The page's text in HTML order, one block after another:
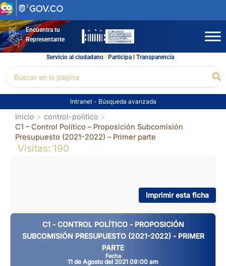
Ir
al
contenidoEncuentra tu
Representante
Servicio al ciudadano l Participal Transparencia
por:
Intranet - Búsqueda avanzada
Inicio
control-politico
C1 – Control Político – Proposición Subcomisión
Presupuesto (2021-2022) – Primer parte
Visitas: 190
Imprimir esta ficha
C1 - CONTROL POLÍTICO - PROPOSICIÓN
SUBCOMISIÓN PRESUPUESTO (2021-2022) - PRIMER
PARTE
Fecha
11 de Agosto del 2021 09:00 am